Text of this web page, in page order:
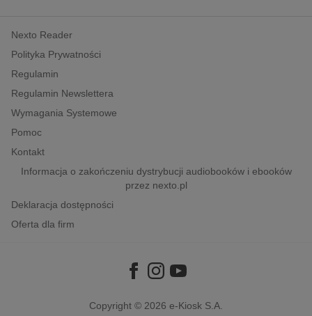
polityka, społeczno-informacyjne
psychologiczne
inne
popularno-naukowe
historia
Nexto Reader
Polityka Prywatności
Regulamin
Regulamin Newslettera
Wymagania Systemowe
Pomoc
Kontakt
Informacja o zakończeniu dystrybucji audiobooków i ebooków
przez nexto.pl
Deklaracja dostępności
Oferta dla firm
Copyright © 2026 e-Kiosk S.A.